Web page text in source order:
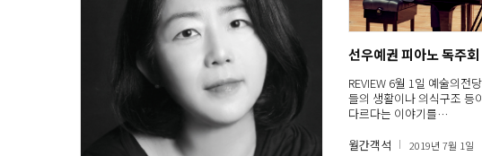
선우예권 피아노 독주회
REVIEW 6월 1일 예술의전
들의 생활이나 의식구조 등
다르다는 이야기를…
월간객석
2019년 7월 1일